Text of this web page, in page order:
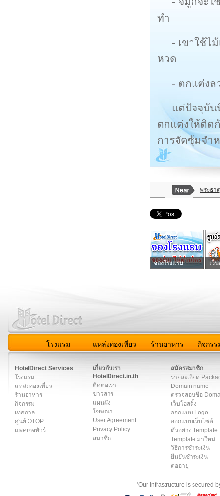
ทำ
- เขาใช้ไ
หวด
- ตกแต่งล
แต่ปัจจุบัน
ตกแต่งให้ติด
การจัดซุ้มจำ
พระธา
จองโรงแรม เว็
โรงแรม แหล่งท่องเที่ยว ร้านอาหาร กิจกรร
HotelDirect Services
โรงแรม
แหล่งท่องเที่ยว
ร้านอาหาร
กิจกรรม
เทศกาล
ศูนย์ OTOP
แพคเกจทัวร์
เกี่ยวกับเรา
HotelDirect.in.th
ติดต่อเรา
ข่าวสาร
แผนผัง
โฆษณา
User Agreement
Privacy Policy
สมาชิก
สมัครสมาชิก
รายละเอียด
Domain name
ตรวจสอบชื่อ
เว็บโฮสติ้ง
ออกแบบ Logo
ออกแบบเว็บไซต์
ตัวอย่าง Template
Template มาใหม่
วิธีการชำระเงิน
ยืนยันชำระเงิน
ต่ออายุ
"Our infrastructure is secured